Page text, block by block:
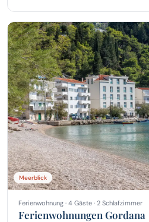
Meerblick
Ferienwohnung · 4 Gäste · 2 Schlafzimmer
Ferienwohnungen Gordana